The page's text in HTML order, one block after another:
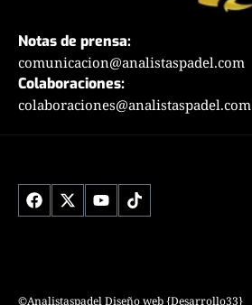
Notas de prensa:
comunicacion@analistaspadel.com
Colaboraciones:
colaboraciones@analistaspadel.com
©Analistaspadel Diseño web{Desarrollo33}